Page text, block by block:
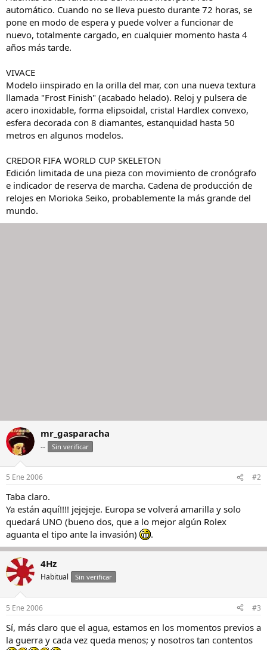
automático. Cuando no se lleva puesto durante 72 horas, se
pone en modo de espera y puede volver a funcionar de
nuevo, totalmente cargado, en cualquier momento hasta 4
años más tarde.
VIVACE
Modelo iinspirado en la orilla del mar, con una nueva textura
llamada "Frost Finish" (acabado helado). Reloj y pulsera de
acero inoxidable, forma elipsoidal, cristal Hardlex convexo,
esfera decorada con 8 diamantes, estanquidad hasta 50
metros en algunos modelos.
CREDOR FIFA WORLD CUP SKELETON
Edición limitada de una pieza con movimiento de cronógrafo
e indicador de reserva de marcha. Cadena de producción de
relojes en Morioka Seiko, probablemente la más grande del
mundo.
mr_gasparacha
-- Sin verificar
5 Ene 2006 #2
Taba claro.
Ya están aquí!!!! jejejeje. Europa se volverá amarilla y solo
quedará UNO (bueno dos, que a lo mejor algún Rolex
aguanta el tipo ante la invasión)
.
4Hz
Habitual Sin verificar
5 Ene 2006 #3
Sí, más claro que el agua, estamos en los momentos previos a
la guerra y cada vez queda menos; y nosotros tan contentos